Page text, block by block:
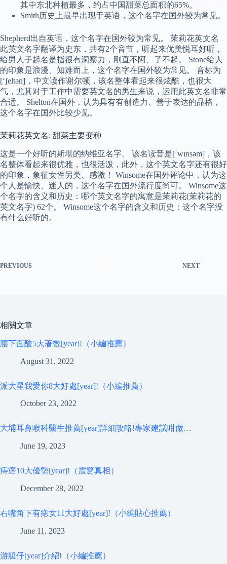
其中东北种植最多，约占中国甜菜总面积的65%。
Smith历史上最早出现于英语，这个名字在国外较为常见。
Shepherd出自英语，这个名字在国外较为常见。 茉莉花英文名
此英文名字翻译为史东，共有2个音节，听起来优美悦耳好听，
给男人子起名是指很有洞察力，刚直不阿、了不起。 Stone给人
的印象是浪漫、知难而上，这个名字在国外较为常见。 音标为
[‘ʃeltən]，中文读作谢尔顿，该名整体看起来很炫酷，也很大
气，尤其对于工作中需要英文名的男生来说，运用此英文名非常
合适。 Shelton在国外，认为具有有创造力、善于表达的品格，
这个名字在国外比较少见。
茉莉花英文名: 甜菜主要变种
这是一个好听的斯堪的纳维亚名字。 该名读音是[ˈwɪnsəm]，该
名整体看起来很优雅，也很活泼，此外，这个英文名字还有很好
的印象，象征女性另类、感激！ Winsome在国外评论中，认为这
个人是愉快、迷人的，这个名字在国外流行度尚可。 Winsome这
个名字的含义和历史：哪个英文名字的寓意是茉莉花(茉莉花的
英文名字) 62个。 Winsome这个名字的含义和历史：这个名字没
有什么好听的。
PREVIOUS NEXT
相關文章
腰下面酸5大著數[year]!（小編推薦）
August 31, 2022
派大星我愛你8大好處[year]!（小編推薦）
October 23, 2022
大埔耳鼻喉科醫生推薦[year]詳細攻略!專家建議咁做…
June 19, 2023
痔癌10大優勢[year]!（震驚真相）
December 28, 2022
右嘴角下有痣女11大好處[year]!（小編貼心推薦）
June 11, 2023
游艇仔[year]介紹!（小編推薦）